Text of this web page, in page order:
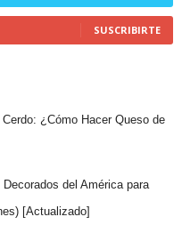
SUSCRIBIRTE
¿Cómo Hacer Queso de
del América para
[Actualizado]